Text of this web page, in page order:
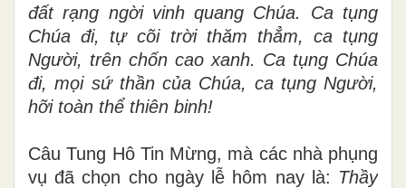
đất rạng ngời vinh quang Chúa. Ca tụng
Chúa đi, tự cõi trời thăm thẳm, ca tụng
Người, trên chốn cao xanh. Ca tụng Chúa
đi, mọi sứ thần của Chúa, ca tụng Người,
hỡi toàn thể thiên binh!
Câu Tung Hô Tin Mừng, mà các nhà phụng
vụ đã chọn cho ngày lễ hôm nay là: Thầy